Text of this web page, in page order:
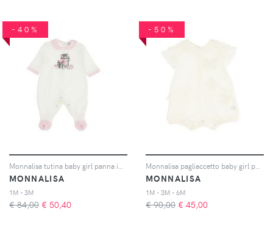
-40%
MONNALISA
1M - 3M
€ 84,00 € 50,40
-50%
MONNALISA
1M - 3M - 6M
€ 90,00 € 45,00